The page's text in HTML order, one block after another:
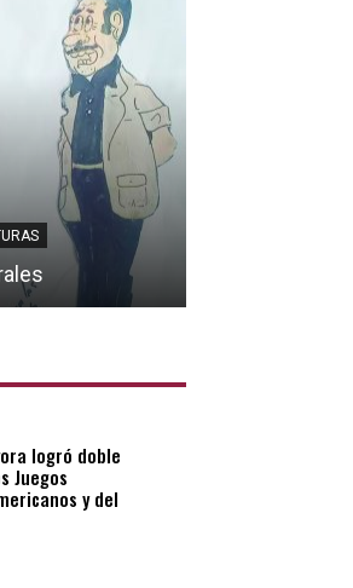
logró doble
Juegos
y del